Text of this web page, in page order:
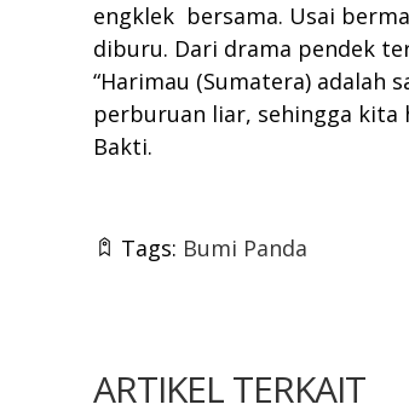
engklek bersama. Usai
diburu. Dari drama pendek
“Harimau (Sumatera) adalah
perburuan liar, sehingga kita
Bakti.
Tags: Bumi Panda
ARTIKEL TERKAIT